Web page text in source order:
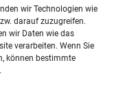
wir Technologien wie
darauf zuzugreifen.
wir Daten wie das
verarbeiten. Wenn Sie
können bestimmte